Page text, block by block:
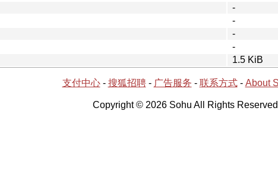
-
-
-
-
1.5 KiB
支付中心- 搜狐招聘- 广告服务 - 联系方式- About
Copyright © 2026 Sohu All Rights